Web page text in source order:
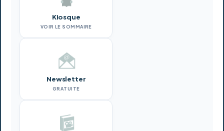
Kiosque
VOIR LE SOMMAIRE
Newsletter
GRATUITE